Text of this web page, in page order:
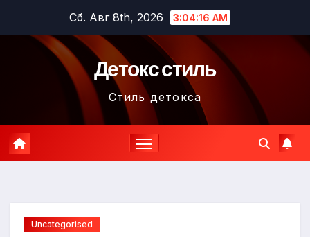
содержимому
Сб. Авг 8th, 2026 3:04:17 AM
Детокс стиль
Стиль детокса
Uncategorised